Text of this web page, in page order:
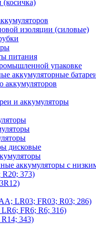
(косичка)
изоляции (силовые)
питания
упаковке
аккумуляторные
аккумуляторов
и аккумуляторы
дисковые
аккумуляторы с
373)
LR03; FR03; R03; 286)
FR6; R6; 316)
343)